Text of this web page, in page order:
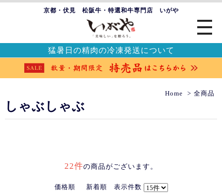
京都・伏見 松阪牛・特選和牛専門店 いがや
猛暑日の精肉の冷凍発送について
Home 全商品
しゃぶしゃぶ
22件の商品がございます。
価格順 新着順 表示件数